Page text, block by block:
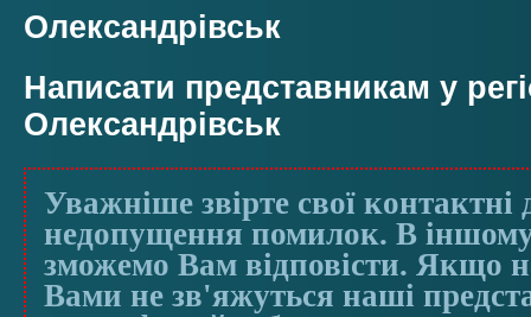
Олександрівськ
Написати представникам у
Олександрівськ
Уважніше звірте свої контактні
недопущення помилок. В
зможемо Вам відповісти. Якщо
Вами не зв'яжуться наші